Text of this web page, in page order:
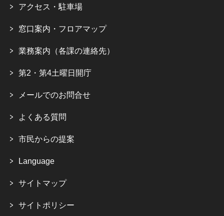
アクセス・駐車場
窓口案内・フロアマップ
業務案内（各課の連絡先）
第2・第4土曜日開庁
メールでのお問合せ
よくある質問
市民からの提案
Language
サイトマップ
サイトポリシー